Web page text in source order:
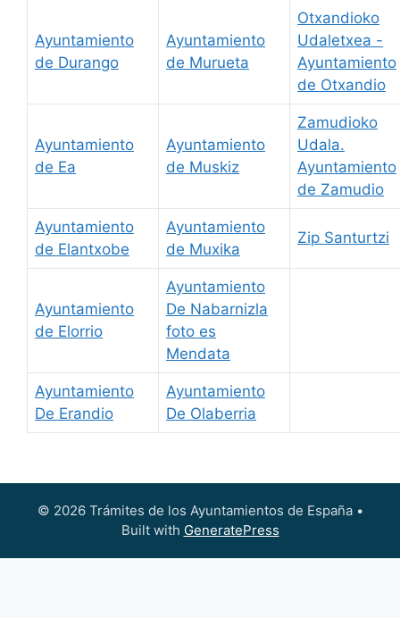
Ayuntamiento
de Durango
Ayuntamiento
de Murueta
Otxandioko
Udaletxea -
Ayuntamiento
de Otxandio
Ayuntamiento
de Ea
Ayuntamiento
de Muskiz
Zamudioko
Udala.
Ayuntamiento
de Zamudio
Ayuntamiento
de Elantxobe
Ayuntamiento
de Muxika
Zip Santurtzi
Ayuntamiento
de Elorrio
Ayuntamiento
De Nabarnizla
foto es
Mendata
Ayuntamiento
De Erandio
Ayuntamiento
De Olaberria
© 2026 Trámites de los Ayuntamientos de España•
Built with GeneratePress